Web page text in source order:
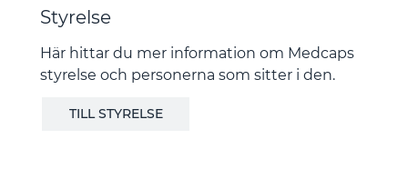
Styrelse
Här hittar du mer information om Medcaps
styrelse och personerna som sitter i den.
TILL STYRELSE